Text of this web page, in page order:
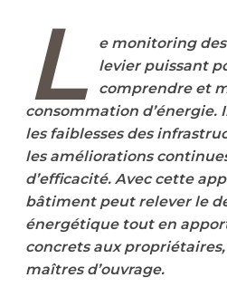
L
e monitoring
levier puissant
comprendre et
consommation d’énergie.
les faiblesses des
les améliorations
d’efficacité. Avec cette
bâtiment peut relever le
énergétique tout en
concrets aux
maîtres d’ouvrage.